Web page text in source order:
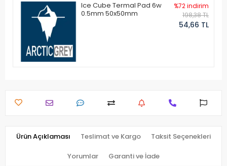
Ice Cube Termal Pad 6w
0.5mm 50x50mm
%72 indirim
198,38 TL
54,66 TL
Ürün Açıklaması Teslimat ve Kargo Taksit Seçenekleri
Yorumlar Garanti ve İade